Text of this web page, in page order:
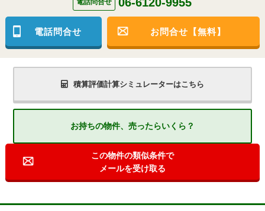
電話問合せ
電話問合せ お問合せ【無料】
積算評価計算シミュレーターはこちら
お持ちの物件、売ったらいくら？
この物件の類似条件で
メールを受け取る